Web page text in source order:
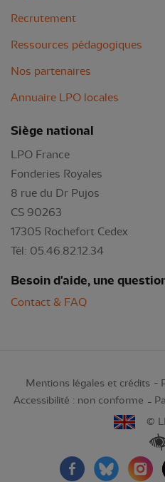
Recrutement
Ressources pédagogiques
Nos partenaires
Annuaire LPO locales
Siège national
LPO France
Fonderies Royales
8 rue du Dr Pujos
CS 90263
17305 Rochefort Cedex
Tél: 05.46.82.12.34
Besoin d'aide, une
Contact & FAQ
Mentions légales et crédits
Accessibilité : non conforme
©